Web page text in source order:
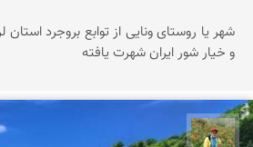
و خیار شور ایران شهرت یافته
اسفندیار خدایی